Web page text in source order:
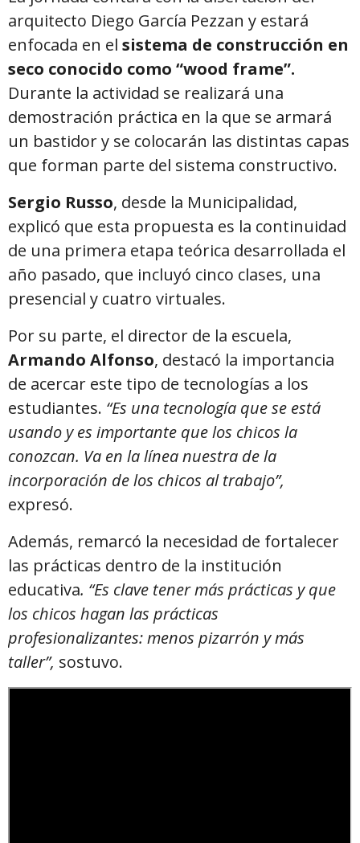
arquitecto Diego García Pezzan y estará
enfocada en el sistema de construcción en
seco conocido como “wood frame”.
Durante la actividad se realizará una
demostración práctica en la que se armará
un bastidor y se colocarán las distintas capas
que forman parte del sistema constructivo.
Sergio Russo, desde la Municipalidad,
explicó que esta propuesta es la continuidad
de una primera etapa teórica desarrollada el
año pasado, que incluyó cinco clases, una
presencial y cuatro virtuales.
Por su parte, el director de la escuela,
Armando Alfonso, destacó la importancia
de acercar este tipo de tecnologías a los
estudiantes. “Es una tecnología que se está
usando y es importante que los chicos la
conozcan. Va en la línea nuestra de la
incorporación de los chicos al trabajo”,
expresó.
Además, remarcó la necesidad de fortalecer
las prácticas dentro de la institución
educativa. “Es clave tener más prácticas y que
los chicos hagan las prácticas
profesionalizantes: menos pizarrón y más
taller”, sostuvo.